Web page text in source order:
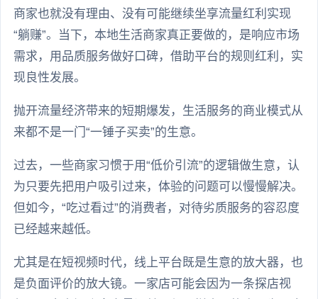
商家也就没有理由、没有可能继续坐享流量红利实现
“躺赚”。当下，本地生活商家真正要做的，是响应市场
需求，用品质服务做好口碑，借助平台的规则红利，实
现良性发展。
抛开流量经济带来的短期爆发，生活服务的商业模式从
来都不是一门“一锤子买卖”的生意。
过去，一些商家习惯于用“低价引流”的逻辑做生意，认
为只要先把用户吸引过来，体验的问题可以慢慢解决。
但如今，“吃过看过”的消费者，对待劣质服务的容忍度
已经越来越低。
尤其是在短视频时代，线上平台既是生意的放大器，也
是负面评价的放大镜。一家店可能会因为一条探店视